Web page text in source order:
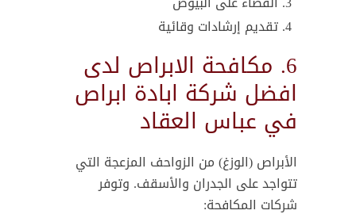
تقديم إرشادات وقائية
6. مكافحة الابراص لدى
افضل شركة ابادة ابراص
في عباس العقاد
الأبراص (الوزغ) من الزواحف المزعجة التي
تتواجد على الجدران والأسقف. وتوفر
شركات المكافحة: